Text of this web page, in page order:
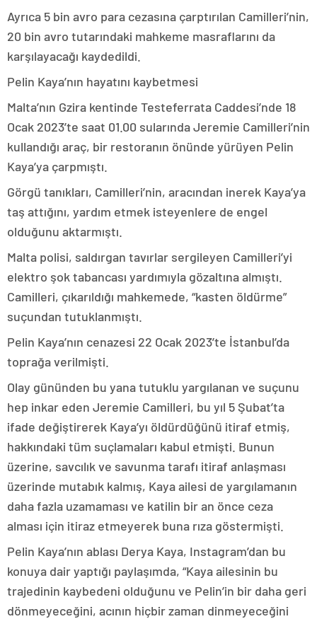
Ayrıca 5 bin avro para cezasına çarptırılan Camilleri’nin,
20 bin avro tutarındaki mahkeme masraflarını da
karşılayacağı kaydedildi.
Pelin Kaya’nın hayatını kaybetmesi
Malta’nın Gzira kentinde Testeferrata Caddesi’nde 18
Ocak 2023’te saat 01.00 sularında Jeremie Camilleri’nin
kullandığı araç, bir restoranın önünde yürüyen Pelin
Kaya’ya çarpmıştı.
Görgü tanıkları, Camilleri’nin, aracından inerek Kaya’ya
taş attığını, yardım etmek isteyenlere de engel
olduğunu aktarmıştı.
Malta polisi, saldırgan tavırlar sergileyen Camilleri’yi
elektro şok tabancası yardımıyla gözaltına almıştı.
Camilleri, çıkarıldığı mahkemede, “kasten öldürme”
suçundan tutuklanmıştı.
Pelin Kaya’nın cenazesi 22 Ocak 2023’te İstanbul’da
toprağa verilmişti.
Olay gününden bu yana tutuklu yargılanan ve suçunu
hep inkar eden Jeremie Camilleri, bu yıl 5 Şubat’ta
ifade değiştirerek Kaya’yı öldürdüğünü itiraf etmiş,
hakkındaki tüm suçlamaları kabul etmişti. Bunun
üzerine, savcılık ve savunma tarafı itiraf anlaşması
üzerinde mutabık kalmış, Kaya ailesi de yargılamanın
daha fazla uzamaması ve katilin bir an önce ceza
alması için itiraz etmeyerek buna rıza göstermişti.
Pelin Kaya’nın ablası Derya Kaya, Instagram’dan bu
konuya dair yaptığı paylaşımda, “Kaya ailesinin bu
trajedinin kaybedeni olduğunu ve Pelin’in bir daha geri
dönmeyeceğini, acının hiçbir zaman dinmeyeceğini